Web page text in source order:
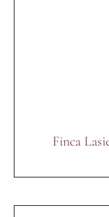
Finca